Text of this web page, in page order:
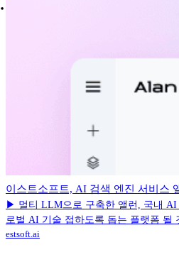
이스트소프트, AI 검색 엔진 서비스
▶ 멀티 LLM으로 구축한 앨런, 국내
로벌 AI 기술 접하도록 돕는 플랫폼 될
estsoft.ai